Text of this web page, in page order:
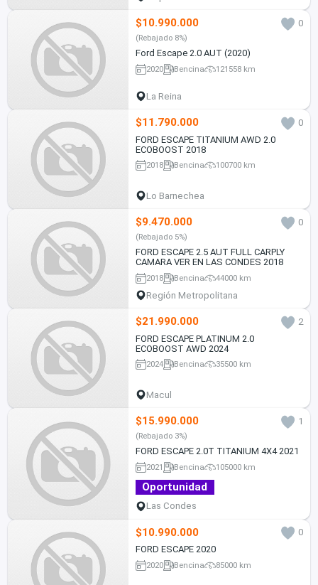
$10.990.000 0
(Rebajado 8%)
Ford Escape 2.0 AUT (2020)
2020 Bencina 121558 km
La Reina
$11.790.000
0
FORD ESCAPE TITANIUM AWD 2.0
ECOBOOST 2018
2018 Bencina 100700 km
Lo Barnechea
$9.470.000 0
(Rebajado 5%)
FORD ESCAPE 2.5 AUT FULL CARPLY
CAMARA VER EN LAS CONDES 2018
2018 Bencina 44000 km
Región Metropolitana
$21.990.000
2
FORD ESCAPE PLATINUM 2.0
ECOBOOST AWD 2024
2024 Bencina 35500 km
Macul
$15.990.000 1
(Rebajado 3%)
FORD ESCAPE 2.0T TITANIUM 4X4 2021
2021 Bencina 105000 km
Oportunidad
Las Condes
$10.990.000
0
FORD ESCAPE 2020
2020 Bencina 85000 km